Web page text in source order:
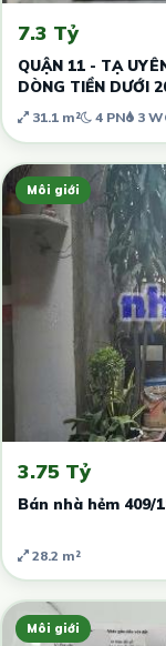
7.3 Tỷ
QUẬN 11 - TẠ
DÒNG TIỀN DƯỚI
31.1 m² 4 PN 3
Môi giới
3.75 Tỷ
Bán nhà hẻm
28.2 m²
Môi giới